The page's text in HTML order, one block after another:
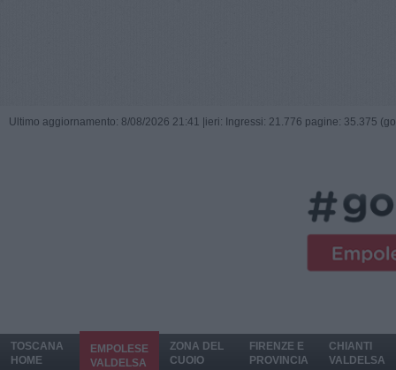
Ultimo aggiornamento: 8/08/2026 21:41 | ieri: Ingressi: 21.776 pagine: 35.375
TOSCANA
HOME
EMPOLESE
VALDELSA
ZONA DEL
CUOIO
FIRENZE E
PROVINCIA
CHIANTI
VALDELSA